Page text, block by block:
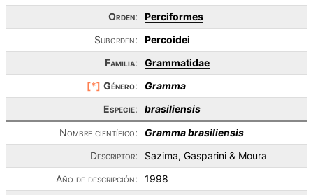
Orden:
Perciformes
Suborden:
Percoidei
Familia:
Grammatidae
[*] Género:
Gramma
Especie:
brasiliensis
Nombre científico:
Gramma brasiliensis
Descriptor:
Sazima, Gasparini & Moura
Año de descripción:
1998